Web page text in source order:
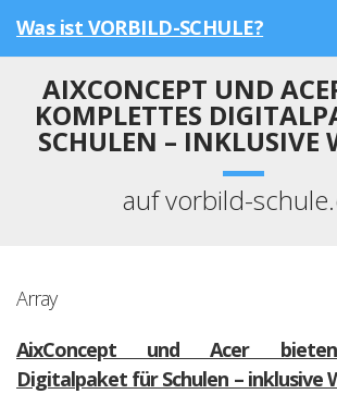
Was ist VORBILD-SCHULE?
AIXCONCEPT UND
KOMPLETTES
SCHULEN – INKLUSIVE
auf vorbild-
Array
AixConcept und Acer
Digitalpaket für Schulen – inklusive